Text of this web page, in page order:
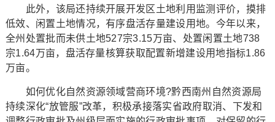
此外，该局还持续开展开发区土地利用监测评价，摸排
低效、闲置土地情况，有序盘活存量建设用地。今年以来，
全州处置批而未供土地527宗3.15万亩、处置闲置土地738
宗1.64万亩，盘活存量核算获取配置新增建设用地指标1.86
万亩。
如何优化自然资源领域营商环境?黔西南州自然资源局
持续深化“放管服”改革，积极承接落实省政府取消、下发和